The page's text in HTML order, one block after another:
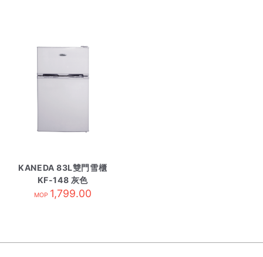
KANEDA 83L雙門雪櫃
KF-148 灰色
MOP 1,799.00